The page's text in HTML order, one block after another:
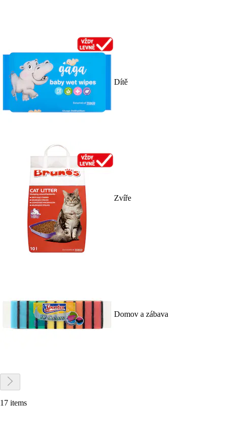
Dítě
Zvíře
Domov a zábava
17 items